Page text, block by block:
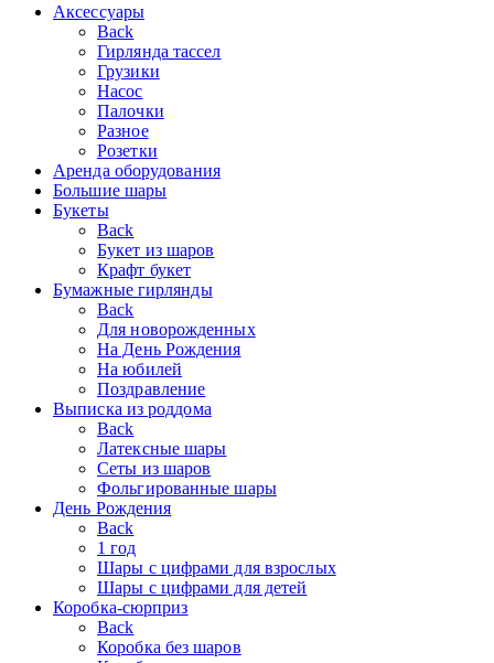
Аксессуары
Back
Гирлянда тассел
Грузики
Насос
Палочки
Разное
Розетки
Аренда оборудования
Большие шары
Букеты
Back
Букет из шаров
Крафт букет
Бумажные гирлянды
Back
Для новорожденных
На День Рождения
На юбилей
Поздравление
Выписка из роддома
Back
Латексные шары
Сеты из шаров
Фольгированные шары
День Рождения
Back
1 год
Шары с цифрами для взрослых
Шары с цифрами для детей
Коробка-сюрприз
Back
Коробка без шаров